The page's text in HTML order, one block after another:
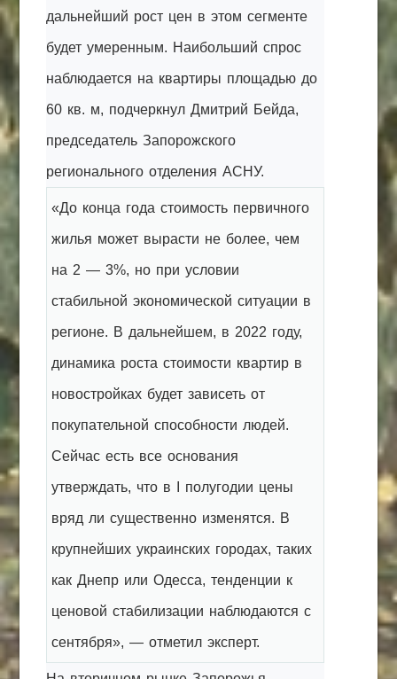
дальнейший рост цен в этом сегменте
будет умеренным. Наибольший спрос
наблюдается на квартиры площадью до
60 кв. м, подчеркнул Дмитрий Бейда,
председатель Запорожского
регионального отделения АСНУ.
«До конца года стоимость первичного
жилья может вырасти не более, чем
на 2 — 3%, но при условии
стабильной экономической ситуации в
регионе. В дальнейшем, в 2022 году,
динамика роста стоимости квартир в
новостройках будет зависеть от
покупательной способности людей.
Сейчас есть все основания
утверждать, что в I полугодии цены
вряд ли существенно изменятся. В
крупнейших украинских городах, таких
как Днепр или Одесса, тенденции к
ценовой стабилизации наблюдаются с
сентября», — отметил эксперт.